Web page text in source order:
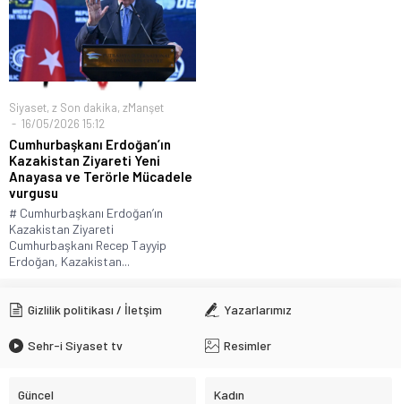
İçişleri Bakanı Mustafa Çiftçi’den Devlet Bahçeli’ye “Terörsüz
Türkiye” Teşekkürü
Siyaset, z Son dakika, zManşet
16/05/2026 15:12
Cumhurbaşkanı Erdoğan’ın
Kazakistan Ziyareti Yeni
Anayasa ve Terörle Mücadele
vurgusu
# Cumhurbaşkanı Erdoğan’ın
Kazakistan Ziyareti
Cumhurbaşkanı Recep Tayyip
Erdoğan, Kazakistan...
Gizlilik politikası / İletşim Yazarlarımız
Sehr-i Siyaset tv Resimler
Güncel Kadın